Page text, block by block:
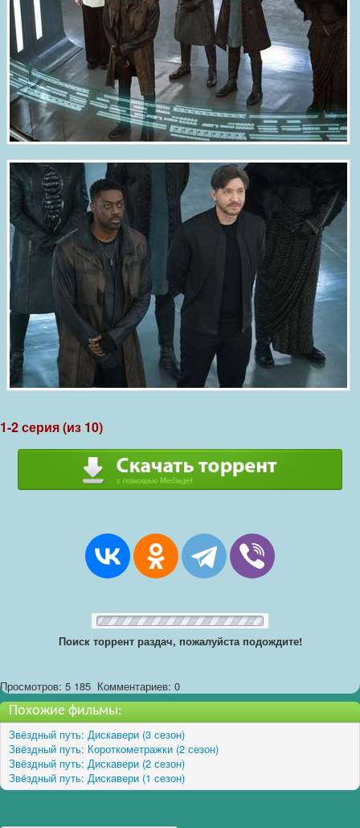
1-2 серия (из 10)
Поиск торрент раздач, пожалуйста подождите!
Просмотров: 5 185 Комментариев: 0
Похожие фильмы:
Звёздный путь: Дискавери (3 сезон)
Звёздный путь: Короткометражки (2 сезон)
Звёздный путь: Дискавери (2 сезон)
Звёздный путь: Дискавери (1 сезон)